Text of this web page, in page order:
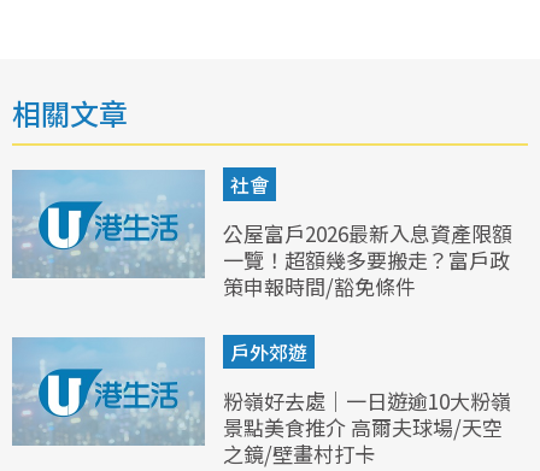
相關文章
社會
公屋富戶2026最新入息資產限額
一覽！超額幾多要搬走？富戶政
策申報時間/豁免條件
戶外郊遊
粉嶺好去處｜一日遊逾10大粉嶺
景點美食推介 高爾夫球場/天空
之鏡/壁畫村打卡